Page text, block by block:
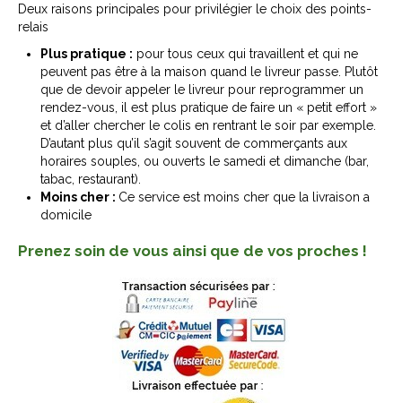
Deux raisons principales pour privilégier le choix des points-
relais
Plus pratique : pour tous ceux qui travaillent et qui ne
peuvent pas être à la maison quand le livreur passe. Plutôt
que de devoir appeler le livreur pour reprogrammer un
rendez-vous, il est plus pratique de faire un « petit effort »
et d’aller chercher le colis en rentrant le soir par exemple.
D’autant plus qu’il s’agit souvent de commerçants aux
horaires souples, ou ouverts le samedi et dimanche (bar,
tabac, restaurant).
Moins cher : Ce service est moins cher que la livraison a
domicile
Prenez soin de vous ainsi que de vos proches !